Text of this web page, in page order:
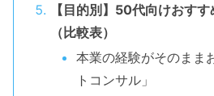
【目的別】50代向けおす
（比較表）
本業の経験がそのまま
トコンサル」